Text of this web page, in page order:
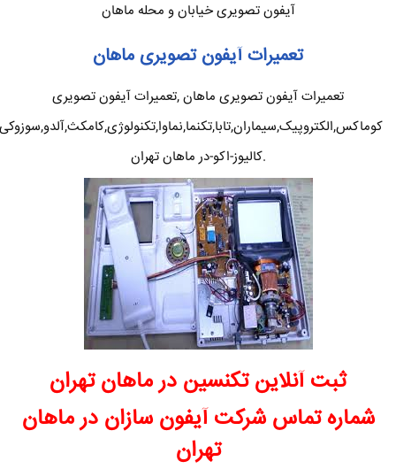
آیفون تصویری خیابان و محله ماهان
تعمیرات آیفون تصویری ماهان
تعمیرات آیفون تصویری ماهان ,تعمیرات آیفون تصویری
کوماکس,الکتروپیک,سیماران,تابا,تکنما,نماوا,تکنولوژی,کامکث,آلدو,سوزوکی
.کالیوز-اکو-در ماهان تهران
ثبت آنلاین تکنسین در ماهان تهران
شماره تماس شرکت آیفون سازان در ماهان
تهران